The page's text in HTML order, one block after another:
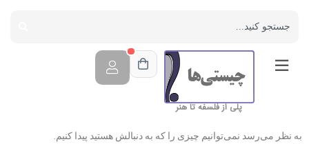
پلی از فلسفه تا هنر
به نظر می‌رسد نمی‌توانیم چیزی را که به دنبالش هستید پیدا کنیم.